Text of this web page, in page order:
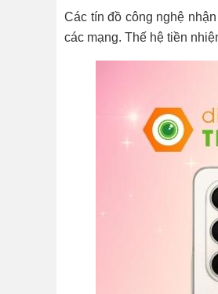
Các tín đồ công nghệ
các mạng. Thế hệ tiền